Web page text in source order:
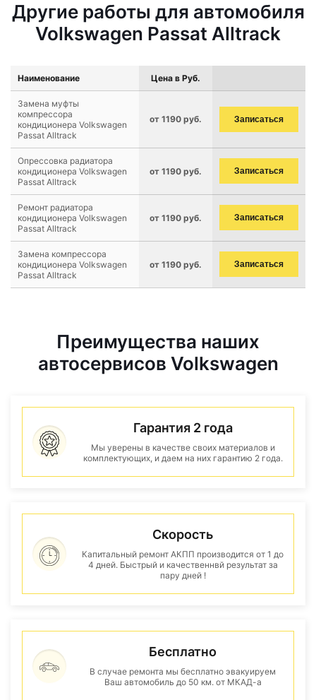
Другие работы для автомобиля
Volkswagen Passat Alltrack
Наименование Цена в Руб.
Замена муфты
компрессора
кондиционера Volkswagen
Passat Alltrack
от 1190 руб. Записаться
Опрессовка радиатора
кондиционера Volkswagen
Passat Alltrack
от 1190 руб. Записаться
Ремонт радиатора
кондиционера Volkswagen
Passat Alltrack
от 1190 руб. Записаться
Замена компрессора
кондиционера Volkswagen
Passat Alltrack
от 1190 руб. Записаться
Преимущества наших
автосервисов Volkswagen
Гарантия 2 года
Мы уверены в качестве своих материалов и
комплектующих, и даем на них гарантию 2 года.
Скорость
Капитальный ремонт АКПП производится от 1 до
4 дней. Быстрый и качественнвй результат за
пару дней !
Бесплатно
В случае ремонта мы бесплатно эвакуируем
Ваш автомобиль до 50 км. от МКАД-а